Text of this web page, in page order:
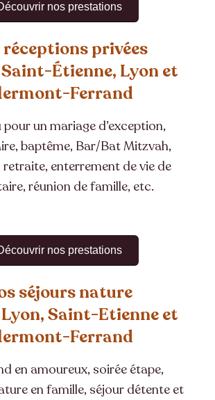
nos prestations
réceptions privées
Étienne, Lyon et
Ferrand
pour un mariage d’exception,
baptême, Bar/Bat Mitzvah,
retraite, enterrement de vie de
réunion de famille, etc.
nos prestations
séjours nature
Saint-Etienne et
Ferrand
en amoureux, soirée étape,
en famille, séjour détente et